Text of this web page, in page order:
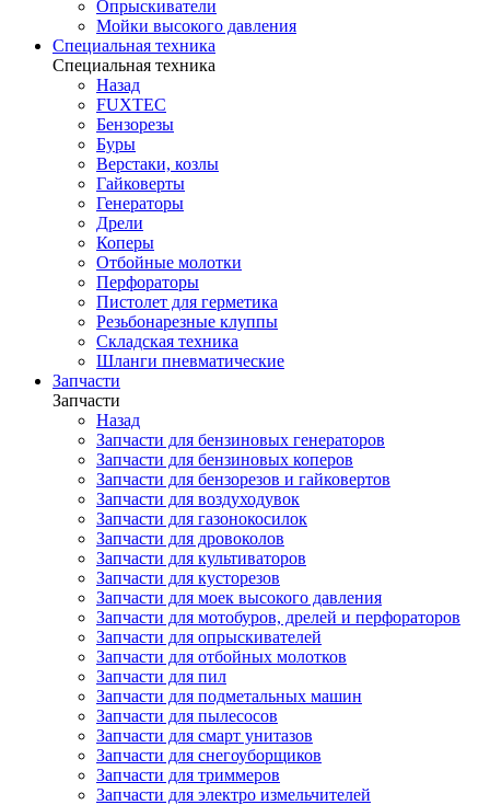
Опрыскиватели
Мойки высокого давления
Специальная техника
Специальная техника
Назад
FUXTEC
Бензорезы
Буры
Верстаки, козлы
Гайковерты
Генераторы
Дрели
Коперы
Отбойные молотки
Перфораторы
Пистолет для герметика
Резьбонарезные клуппы
Складская техника
Шланги пневматические
Запчасти
Запчасти
Назад
Запчасти для бензиновых генераторов
Запчасти для бензиновых коперов
Запчасти для бензорезов и гайковертов
Запчасти для воздуходувок
Запчасти для газонокосилок
Запчасти для дровоколов
Запчасти для культиваторов
Запчасти для кусторезов
Запчасти для моек высокого давления
Запчасти для мотобуров, дрелей и перфораторов
Запчасти для опрыскивателей
Запчасти для отбойных молотков
Запчасти для пил
Запчасти для подметальных машин
Запчасти для пылесосов
Запчасти для смарт унитазов
Запчасти для снегоуборщиков
Запчасти для триммеров
Запчасти для электро измельчителей